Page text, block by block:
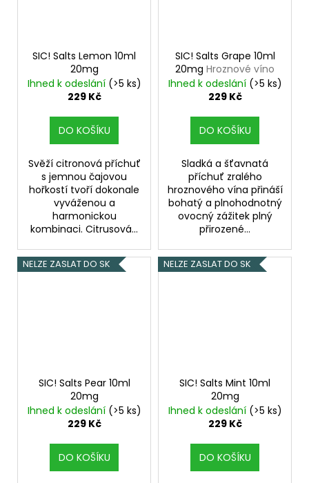
SIC! Salts Lemon 10ml
20mg
Ihned k odeslání (>5 ks)
229 Kč
DO KOŠÍKU
Svěží citronová příchuť
s jemnou čajovou
hořkostí tvoří dokonale
vyváženou a
harmonickou
kombinaci. Citrusová...
SIC! Salts Grape 10ml
20mg Hroznové víno
Ihned k odeslání (>5 ks)
229 Kč
DO KOŠÍKU
Sladká a šťavnatá
příchuť zralého
hroznového vína přináší
bohatý a plnohodnotný
ovocný zážitek plný
přirozené...
NELZE ZASLAT DO SK
SIC! Salts Pear 10ml
20mg
Ihned k odeslání (>5 ks)
229 Kč
DO KOŠÍKU
NELZE ZASLAT DO SK
SIC! Salts Mint 10ml
20mg
Ihned k odeslání (>5 ks)
229 Kč
DO KOŠÍKU